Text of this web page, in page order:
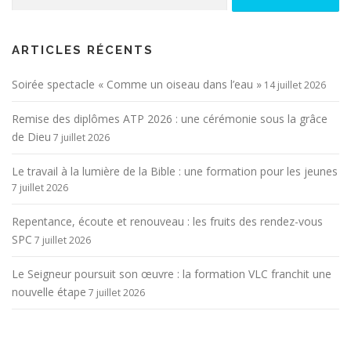
ARTICLES RÉCENTS
Soirée spectacle « Comme un oiseau dans l’eau » 14 juillet 2026
Remise des diplômes ATP 2026 : une cérémonie sous la grâce
de Dieu 7 juillet 2026
Le travail à la lumière de la Bible : une formation pour les jeunes
7 juillet 2026
Repentance, écoute et renouveau : les fruits des rendez-vous
SPC 7 juillet 2026
Le Seigneur poursuit son œuvre : la formation VLC franchit une
nouvelle étape 7 juillet 2026